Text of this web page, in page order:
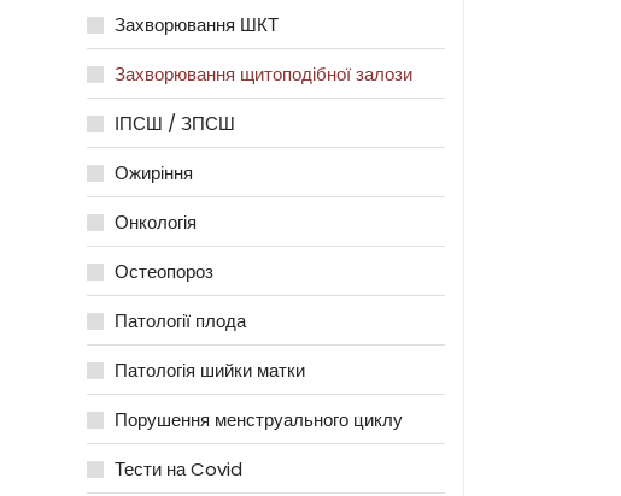
Захворювання ШКТ
Захворювання щитоподібної залози
ІПСШ / ЗПСШ
Ожиріння
Онкологія
Остеопороз
Патології плода
Патологія шийки матки
Порушення менструального циклу
Тести на Covid